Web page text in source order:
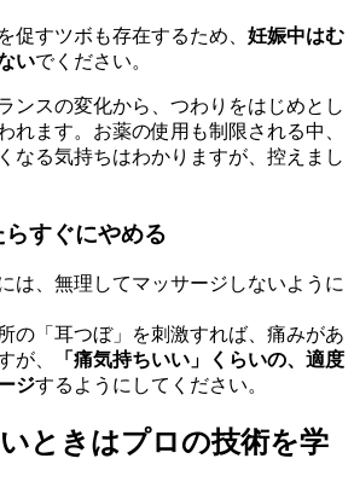
促すツボも存在するため、 妊娠中はむ
いでください。
ンスの変化から、つわりをはじめとし
れます。お薬の使用も制限される中、
なる気持ちはわかりますが、控えまし
すぐにやめる
は、無理してマッサージしないように
の「耳つぼ」を刺激すれば、痛みがあ
が、
「痛気持ちいい」くらいの、適度
ジするようにしてください。
ときはプロの技術を学